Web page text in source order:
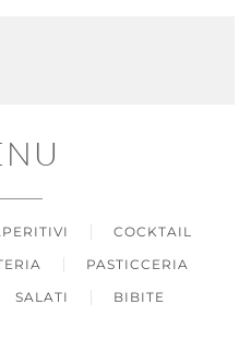
COCKTAIL
PASTICCERIA
SALATI BIBITE